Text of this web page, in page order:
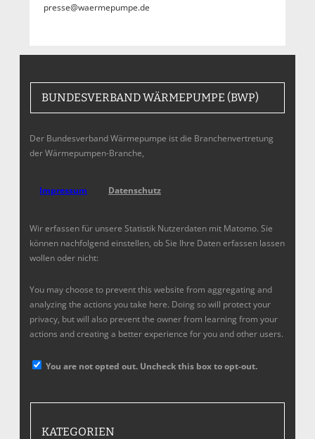
presse@waermepumpe.de
BUNDESVERBAND WÄRMEPUMPE (BWP)
Der Bundesverband Wärmepumpe ist die Branchenvertretung
der Wärmepumpen-Branche,
Impressum Datenschutz
Wir erfassen für unsere Statistik Nutzerdaten mit Matomo. Sie
können nachfolgend einstellen, ob Sie Ihre Daten erfassen lassen
wollen oder nicht:
You may choose to prevent this website from aggregating and
analyzing the actions you take here. Doing so will protect your
privacy, but will also prevent the owner from learning from your
actions and creating a better experience for you and other users.
You are not opted out. Uncheck this box to opt-out.
KATEGORIEN